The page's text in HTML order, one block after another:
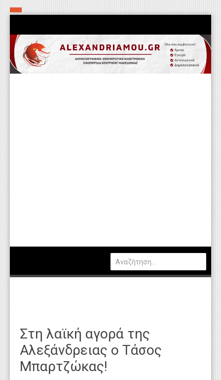
Στη λαϊκή αγορά της
Αλεξάνδρειας ο Τάσος
Μπαρτζώκας!
Αρχική
Τα εν δήμω εν οίκω
Πολιτιστικά-Εκκλησιαστικά
Καιρός
Τεχνολογία
Εκπαίδευση
Υγεία